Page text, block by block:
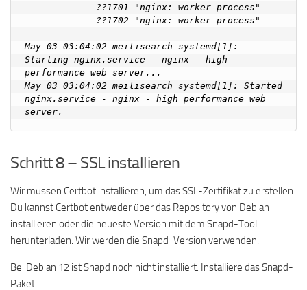
May 03 03:04:02 meilisearch systemd[1]:
Starting nginx.service - nginx - high
performance web server...
May 03 03:04:02 meilisearch systemd[1]: Started
nginx.service - nginx - high performance web
Schritt 8 – SSL installieren
Wir müssen Certbot installieren, um das SSL-Zertifikat zu erstellen.
Du kannst Certbot entweder über das Repository von Debian
installieren oder die neueste Version mit dem Snapd-Tool
herunterladen. Wir werden die Snapd-Version verwenden.
Bei Debian 12 ist Snapd noch nicht installiert. Installiere das Snapd-
Paket.